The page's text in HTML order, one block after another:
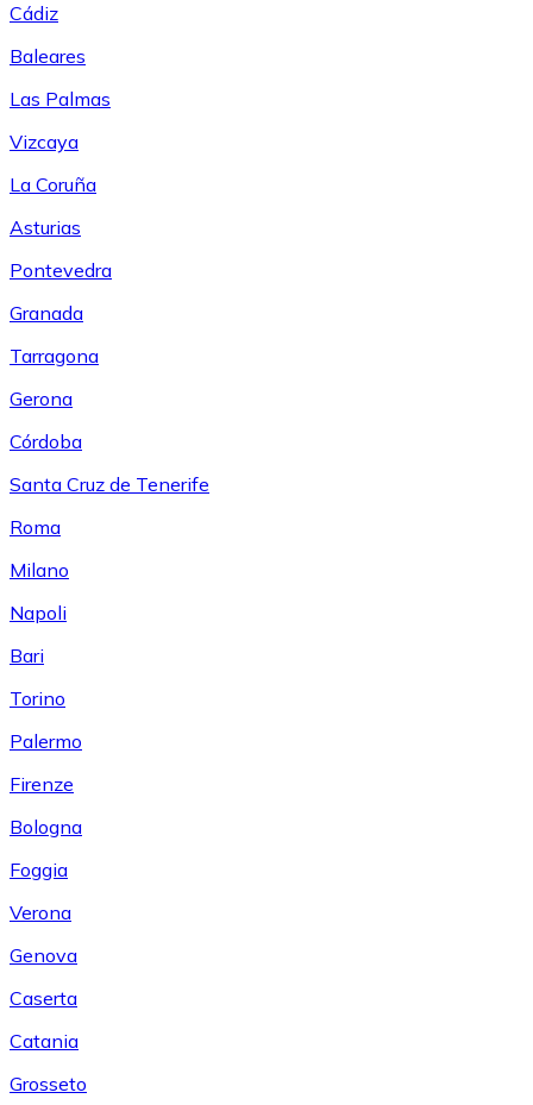
Cádiz
Baleares
Las Palmas
Vizcaya
La Coruña
Asturias
Pontevedra
Granada
Tarragona
Gerona
Córdoba
Santa Cruz de Tenerife
Roma
Milano
Napoli
Bari
Torino
Palermo
Firenze
Bologna
Foggia
Verona
Genova
Caserta
Catania
Grosseto